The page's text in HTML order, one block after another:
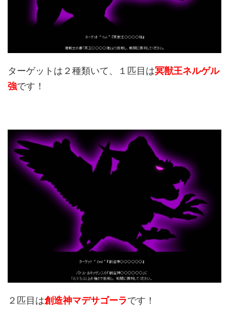
ターゲットは２種類いて、１匹目は冥獣王ネルゲル
強です！
２匹目は創造神マデサゴーラです！